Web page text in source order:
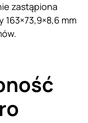
zastąpiona
163×73,9×8,6 mm